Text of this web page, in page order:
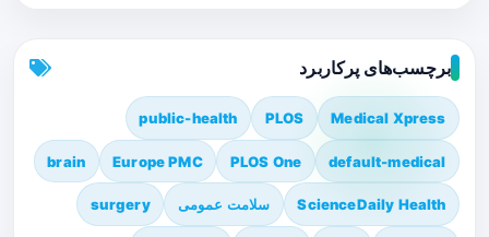
برچسب‌های پرکاربرد
Medical Xpress
PLOS
public-health
default-medical
PLOS One
Europe PMC
brain
ScienceDaily Health سلامت عمومی surgery